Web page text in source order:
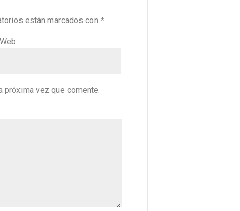
están marcados con *
Web
próxima vez que comente.